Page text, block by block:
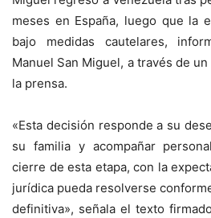
meses en España, luego que la
bajo medidas cautelares,
Manuel San Miguel, a través de
la prensa.
«Esta decisión responde a su
su familia y acompañar
cierre de esta etapa, con la
jurídica pueda resolverse
definitiva», señala el texto